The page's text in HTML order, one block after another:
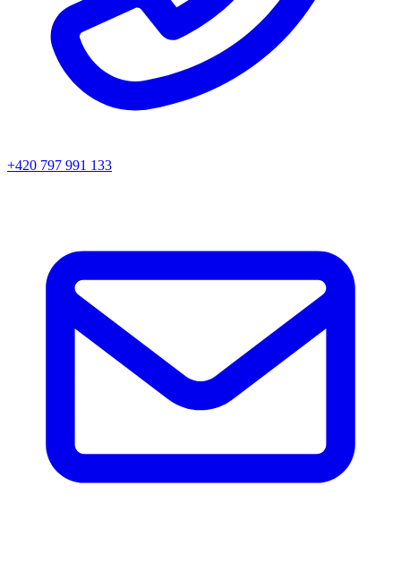
+420 797 991 133